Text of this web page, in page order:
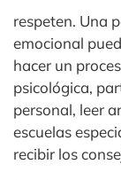
respeten. Una
emocional
hacer un
psicológica,
personal, leer
escuelas
recibir los